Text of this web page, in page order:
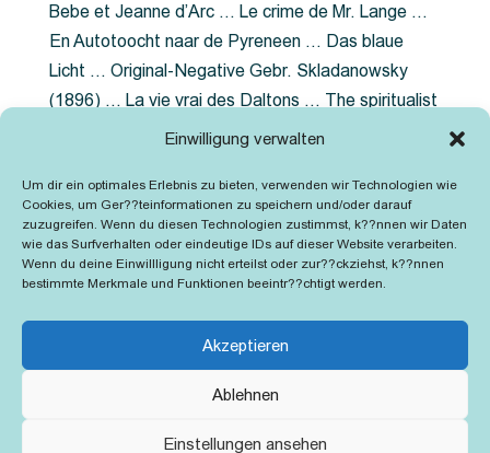
Einwilligung verwalten
Um dir ein optimales Erlebnis zu bieten, verwenden wir Technologien wie
Cookies, um Ger??teinformationen zu speichern und/oder darauf
zuzugreifen. Wenn du diesen Technologien zustimmst, k??nnen wir Daten
wie das Surfverhalten oder eindeutige IDs auf dieser Website verarbeiten.
Wenn du deine Einwillligung nicht erteilst oder zur??ckziehst, k??nnen
bestimmte Merkmale und Funktionen beeintr??chtigt werden.
Akzeptieren
Ablehnen
Einstellungen ansehen
Bebe et Jeanne d’Arc … Le crime de Mr. Lange …
En Autotoocht naar de Pyreneen … Das blaue
Licht … Original-Negative Gebr. Skladanowsky
(1896) … La vie vrai des Daltons … The spiritualist
photographer … Feuer im Fjord … The Song of the
Grubenlampe … Tolstoy … Grün ist die Heide …
Lady Hamilton … Mütter verzaget nicht …
Ruttmann Werbefilme